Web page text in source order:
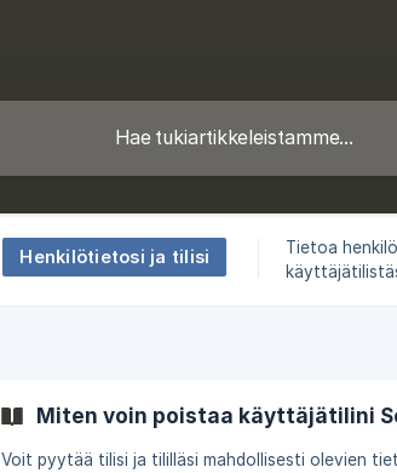
Henkilötietosi ja tilisi
Tietoa
Miten voin poistaa käyttäjätilini
Voit pyytää tilisi ja tililläsi mahdollisesti olevien